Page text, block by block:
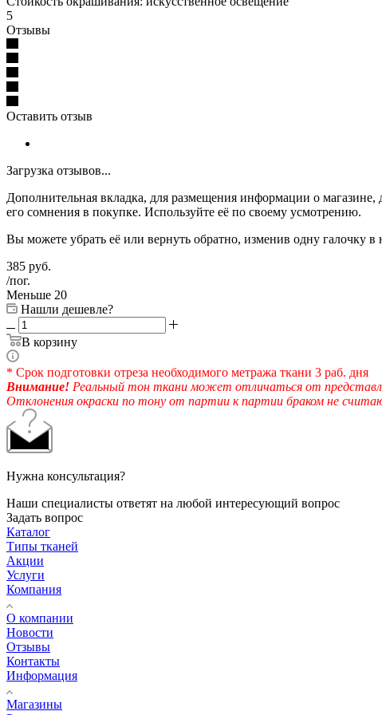
5
Отзывы
Оставить отзыв
Загрузка отзывов...
Дополнительная вкладка, для размещения информации о
его сомнения в покупке. Используйте её по своему усмотрению.
Вы можете убрать её или вернуть обратно, изменив одну галочку
385 руб.
/пог.
Меньше 20
Нашли дешевле?
В корзину
* Срок подготовки отреза необходимого метража ткани 3 раб. дня
Внимание! Реальный тон ткани может отличаться от
Отклонения окраски по тону от партии к партии браком не
Нужна консультация?
Наши специалисты ответят на любой интересующий вопрос
Задать вопрос
Каталог
Типы тканей
Акции
Услуги
Компания
О компании
Новости
Отзывы
Контакты
Информация
Магазины